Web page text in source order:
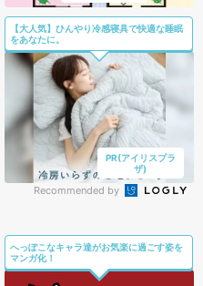
【大人気】ひんやり冷感寝具で快適な睡眠
をあなたに。
PR(アイリスプラ
ザ)
Recommended by
へっぽこなキャラ達がお気楽に過ごす姿を
マンガ化！